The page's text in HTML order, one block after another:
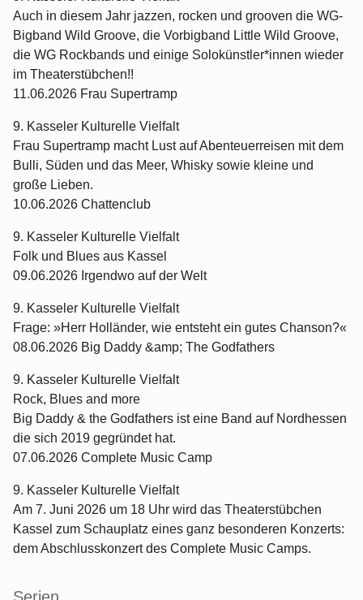
Auch in diesem Jahr jazzen, rocken und grooven die WG-
Bigband Wild Groove, die Vorbigband Little Wild Groove,
die WG Rockbands und einige Solokünstler*innen wieder
im Theaterstübchen!!
11.06.2026 Frau Supertramp
9. Kasseler Kulturelle Vielfalt
Frau Supertramp macht Lust auf Abenteuerreisen mit dem
Bulli, Süden und das Meer, Whisky sowie kleine und
große Lieben.
10.06.2026 Chattenclub
9. Kasseler Kulturelle Vielfalt
Folk und Blues aus Kassel
09.06.2026 Irgendwo auf der Welt
9. Kasseler Kulturelle Vielfalt
Frage: »Herr Holländer, wie entsteht ein gutes Chanson?«
08.06.2026 Big Daddy &amp; The Godfathers
9. Kasseler Kulturelle Vielfalt
Rock, Blues and more
Big Daddy & the Godfathers ist eine Band auf Nordhessen
die sich 2019 gegründet hat.
07.06.2026 Complete Music Camp
9. Kasseler Kulturelle Vielfalt
Am 7. Juni 2026 um 18 Uhr wird das Theaterstübchen
Kassel zum Schauplatz eines ganz besonderen Konzerts:
dem Abschlusskonzert des Complete Music Camps.